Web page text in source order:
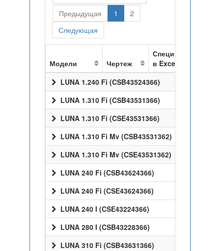
Предыдущая 1
2
Следующая
Модели Чертеж
Спецификация
в Excel
LUNA 1.240 Fi (CSB43524366)
LUNA 1.310 Fi (CSB43531366)
LUNA 1.310 Fi (CSE43531366)
LUNA 1.310 Fi Mv (CSB43531362)
LUNA 1.310 Fi Mv (CSE43531362)
LUNA 240 Fi (CSB43624366)
LUNA 240 Fi (CSE43624366)
LUNA 240 I (CSE43224366)
LUNA 280 I (CSB43228366)
LUNA 310 Fi (CSB43631366)